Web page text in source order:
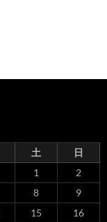
土
日
1
2
8
9
15
16